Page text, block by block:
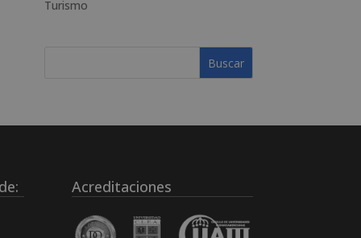
Turismo
Acreditaciones